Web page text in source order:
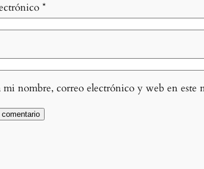
*
mi nombre, correo electrónico y web en este